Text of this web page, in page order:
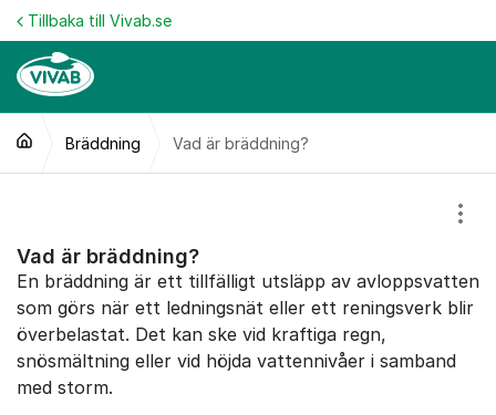
Hoppa till innehåll
Tillbaka till Vivab.se
Bräddning Vad är bräddning?
Vad är bräddning?
En bräddning är ett tillfälligt utsläpp av avloppsvatten
som görs när ett ledningsnät eller ett reningsverk blir
överbelastat. Det kan ske vid kraftiga regn,
snösmältning eller vid höjda vattennivåer i samband
med storm.